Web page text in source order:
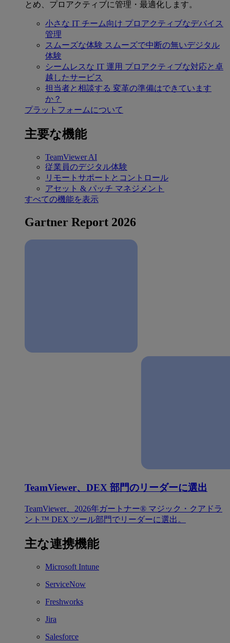
とめ、プロアクティブに管理・最適化します。
小さな IT チーム向け プロアクティブなデバイス
管理
スムーズな体験 スムーズで中断の無いデジタル
体験
シームレスな IT 運用 プロアクティブな対応と卓
越したサービス
担当者と相談する 変革の準備はできています
か？
プラットフォームについて
主要な機能
TeamViewer AI
従業員のデジタル体験
リモートサポートとコントロール
アセット & パッチ マネジメント
すべての機能を表示
Gartner Report 2026
TeamViewer、DEX 部門のリーダーに選出
TeamViewer、2026年ガートナー® マジック・クアドラ
ント™ DEX ツール部門でリーダーに選出。
主な連携機能
Microsoft Intune
ServiceNow
Freshworks
Jira
Salesforce